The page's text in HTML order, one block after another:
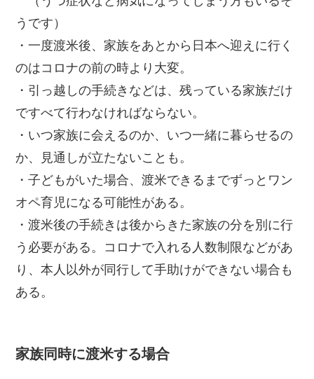
うです）
・一度渡米後、家族をあとから日本へ迎えに行く
のはコロナの前の時より大変。
・引っ越しの手続きなどは、残っている家族だけ
ですべて行わなければならない。
・いつ家族に会えるのか、いつ一緒に暮らせるの
か、見通しが立たないことも。
・子どもがいた場合、渡米できるまでずっとワン
オペ育児になる可能性がある。
・渡米後の手続きは後からきた家族の分を別に行
う必要がある。コロナで入れる人数制限などがあ
り、本人以外が同行して手助けができない場合も
ある。
家族同時に渡米する場合